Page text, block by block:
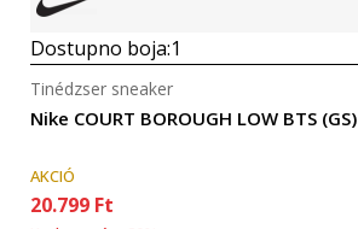
Dostupno boja:1
Nike COURT BOROUGH LOW BTS (GS)
Tinédzser sneaker
AKCIÓ
20.799 Ft